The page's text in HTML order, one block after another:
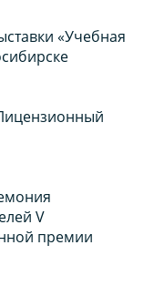
«Учебная
V
премии